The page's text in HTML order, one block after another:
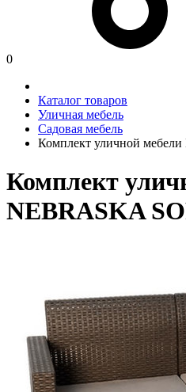
0
Каталог товаров
Уличная мебель
Садовая мебель
Комплект уличной
Комплект
NEBRASKA